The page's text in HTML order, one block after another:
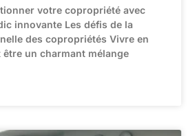
votre copropriété avec
innovante Les défis de la
des copropriétés Vivre en
un charmant mélange